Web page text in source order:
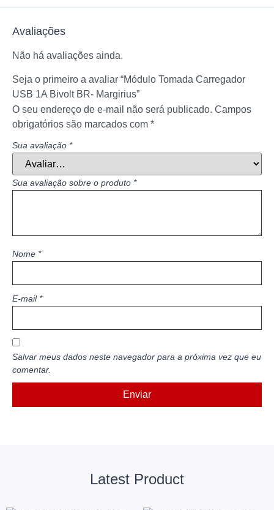
Avaliações
Não há avaliações ainda.
Seja o primeiro a avaliar “Módulo Tomada Carregador
USB 1A Bivolt BR- Margirius”
O seu endereço de e-mail não será publicado. Campos
obrigatórios são marcados com *
Sua avaliação *
Sua avaliação sobre o produto *
Nome *
E-mail *
Salvar meus dados neste navegador para a próxima vez que eu
comentar.
Latest Product